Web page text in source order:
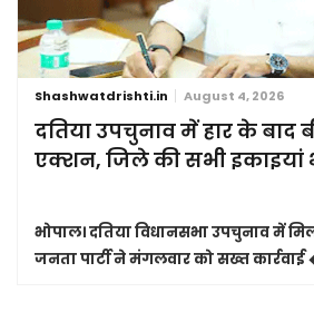
Shashwatdrishti.in August 4, 2026
दतिया उपचुनाव में हार के बाद
एक्शन, जिले की सभी इकाइयां
भोपाल।दतिया विधानसभा उपचुनाव में
जनता पार्टी ने मंगलवार को सख्त कार्रवाई